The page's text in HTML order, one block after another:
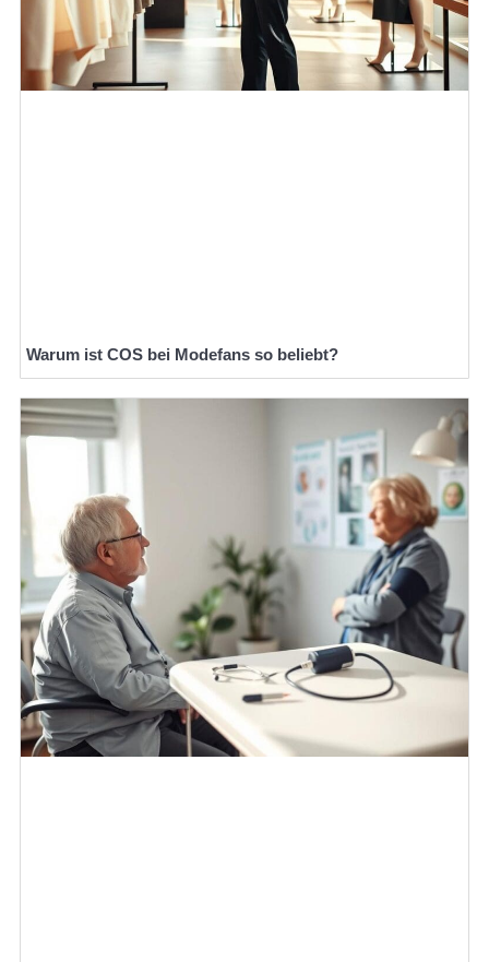
Warum ist COS bei Modefans so beliebt?